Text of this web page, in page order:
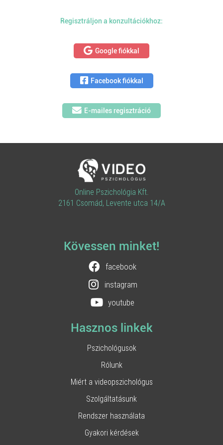
Regisztráljon a konzultációkhoz:
Google fiókkal
Facebook fiókkal
E-mailes regisztráció
Online Pszichológia Kft.
2161 Csomád, Levente utca 14/A
Kövessen minket!
facebook
instagram
youtube
Hasznos linkek
Pszichológusok
Rólunk
Miért a videopszichológus
Szolgáltatásunk
Rendszer használata
Gyakori kérdések